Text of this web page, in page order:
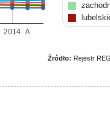
2014 A
Źródło: Rejestr